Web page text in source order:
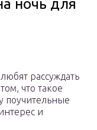
ночь для
рассуждать
что такое
поучительные
и